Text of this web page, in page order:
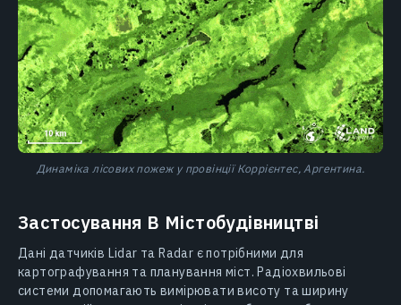
Динаміка лісових пожеж у провінції Коррієнтес, Аргентина.
Застосування В Містобудівництві
Дані датчиків Lidar та Radar є потрібними для
картографування та планування міст. Радіохвильові
системи допомагають вимірювати висоту та ширину